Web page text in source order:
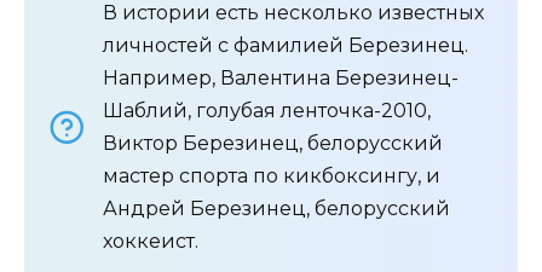
В истории есть несколько известных
личностей с фамилией Березинец.
Например, Валентина Березинец-
Шаблий, голубая ленточка-2010,
Виктор Березинец, белорусский
мастер спорта по кикбоксингу, и
Андрей Березинец, белорусский
хоккеист.